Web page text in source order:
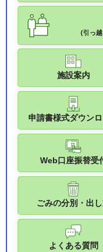
(引っ
施設案内
申請書様式ダウン
Web口座振替受
ごみの分別・出
よくある質問